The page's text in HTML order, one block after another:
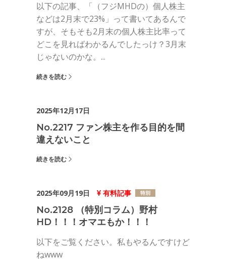
以下の記事、「（フジMHDの）個人株主
などは2月末で23%」って書いてあるんで
すが、そもそも2月末の個人株主比率って
どこを見ればわかるんでしたっけ？3月末
じゃないのかな。...
続きを読む
2025年12月17日
No.2217 ファン株主を作る目的を間
違えないこと
続きを読む
2025年09月19日 有料記事
No.2128 （特別コラム）野村
HD！！！オマエもか！！！
以下をご覧ください。私もやるんですけど
ねwww